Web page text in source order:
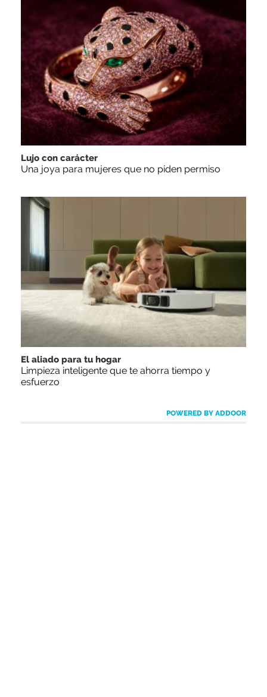
Lujo con carácter
Una joya para mujeres que no piden permiso
El aliado para tu hogar
Limpieza inteligente que te ahorra tiempo y
esfuerzo
POWERED BY ADDOOR